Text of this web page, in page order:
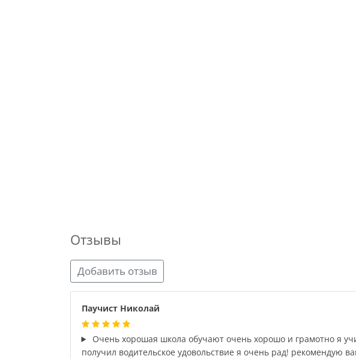
Отзывы
Добавить отзыв
Паучист Николай
Очень хорошая школа обучают очень хорошо и грамотно я
получил водительское удовольствие я очень рад! рекомендую